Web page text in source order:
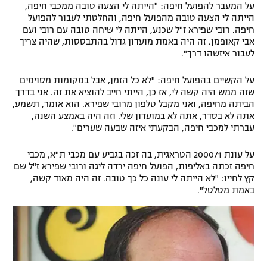
על המעבר להפועל חיפה: "הייתה לי הצעה טובה ממכבי חיפה,
הייתה לי הצעה טובה מהפועל חיפה, והחלטתי לעבור להפועל
חיפה. רובי שפירא ז"ל שכנע, הייתה לי שיחה טובה עם רובי ועם
אבי קאופמן. זה היה באמת מועדון גדול בהתבססות, שהיה צריך
לעבור איזשהו דרך".
על הקשיים בהפועל חיפה: "לא כל הזמן, אבל במקומות מסוימים
שזה ממש היה קשה לי, אז כן, הייתי חייב להוציא את זה. אני בדרך
הביתה מחיפה, ואני מקבל טלפון מרובי שפירא. הוא אומר, תשמע,
אתה לא בסדר, אתה לא במועדון שלי. וזה היה באמצע השנה,
עברתי למכבי חיפה, הבקעתי איזה שבעה שערים".
על עונת 2000/1 הטראגית, בה זכה בגביע עם מכבי ת"א, מכבי
חיפה זכתה באליפות, הפועל חיפה ירדה ליגה ורובי שפירא ז"ל שם
קץ לחייו: "לא הייתה לי עונה כל כך טובה. זה היה מאוד קשה,
באמת מטלטל".